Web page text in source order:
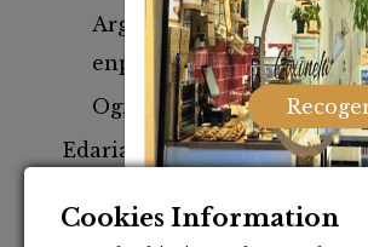
Argentinako
enpanadak
Ogiak
Edariak
Cookies Information